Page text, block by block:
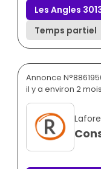
Les Angles
Temps partiel
Annonce
il y a environ 2